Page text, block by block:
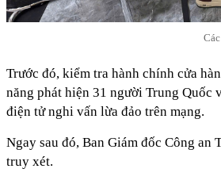
Trước đó, kiểm tra hành chính cửa
năng phát hiện 31 người Trung
điện tử nghi vấn lừa đảo trên mạng.
Ngay sau đó, Ban Giám đốc Công an
truy xét.